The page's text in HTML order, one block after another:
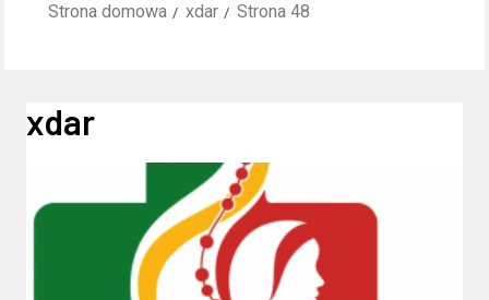
Strona domowa xdar Strona 48
xdar